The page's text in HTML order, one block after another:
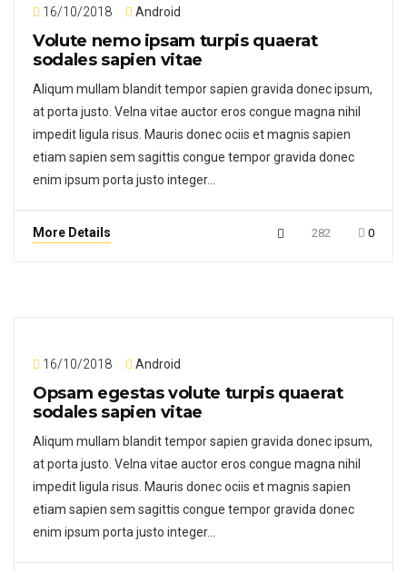
16/10/2018 Android
Volute nemo ipsam turpis quaerat
sodales sapien vitae
Aliqum mullam blandit tempor sapien gravida donec ipsum,
at porta justo. Velna vitae auctor eros congue magna nihil
impedit ligula risus. Mauris donec ociis et magnis sapien
etiam sapien sem sagittis congue tempor gravida donec
enim ipsum porta justo integer…
More Details 282 0
16/10/2018 Android
Opsam egestas volute turpis quaerat
sodales sapien vitae
Aliqum mullam blandit tempor sapien gravida donec ipsum,
at porta justo. Velna vitae auctor eros congue magna nihil
impedit ligula risus. Mauris donec ociis et magnis sapien
etiam sapien sem sagittis congue tempor gravida donec
enim ipsum porta justo integer…